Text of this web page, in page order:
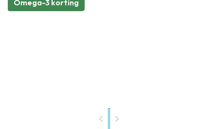
Omega-3 korting